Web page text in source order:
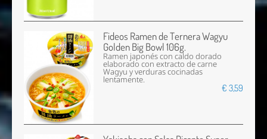
Fideos Ramen de Ternera Wagyu
Golden Big Bowl 106g.
Ramen japonés con caldo dorado
elaborado con extracto de carne
Wagyu y verduras cocinadas
lentamente.
€ 3,59